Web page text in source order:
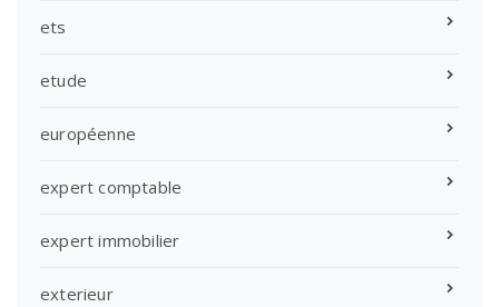
ets
etude
européenne
expert comptable
expert immobilier
exterieur